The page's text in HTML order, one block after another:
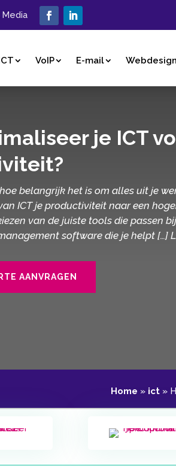
VoIP E-mail Webdesign
je ICT
hoe belangrijk het is om alles uit je
ICT je productiviteit naar een
van de juiste tools die passen
software die je helpt […]
AANVRAGEN
Home » ict»